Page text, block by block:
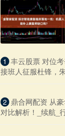
1 丰云股票 对位
接班人征服杜锋，
2 鼎合网配资 从
对比解析！_续航_